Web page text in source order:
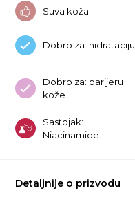
Suva koža
Dobro za: hidrataciju
Dobro za: barijeru
kože
Sastojak:
Niacinamide
Detaljnije o prizvodu